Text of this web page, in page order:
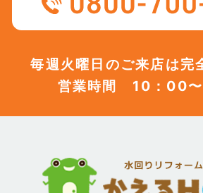
毎週火曜日のご来店は完
営業時間 10：00